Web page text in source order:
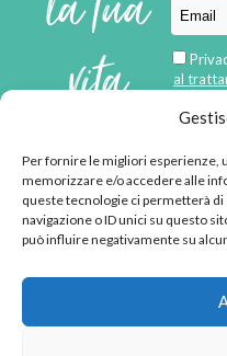
Per fornire le migliori esperienze,
memorizzare e/o accedere alle
queste tecnologie ci permetterà
navigazione o ID unici su questo
può influire negativamente su
vita
di
emozioni
al